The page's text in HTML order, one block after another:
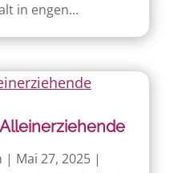
in engen...
| Mai 27, 2025|